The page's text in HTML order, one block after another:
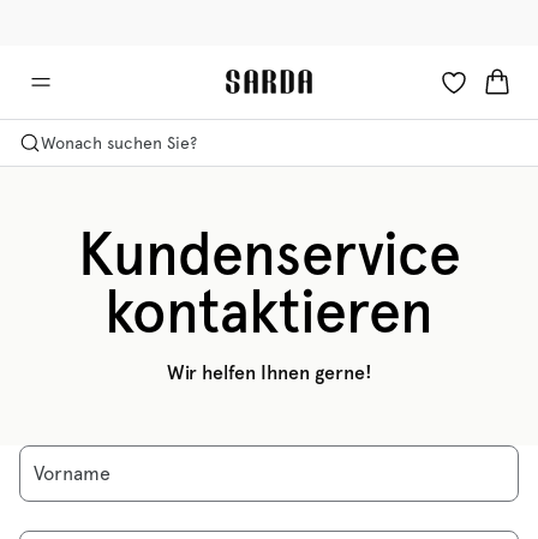
Wonach suchen Sie?
Kundenservice
kontaktieren
Wir helfen Ihnen gerne!
Vorname